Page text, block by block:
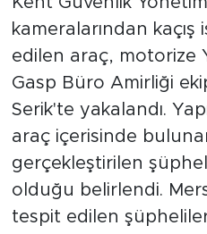
kameralarından
edilen araç, motorize
Gasp Büro Amirliği
Serik'te yakalandı.
araç içerisinde
gerçekleştirilen
olduğu belirlendi.
tespit edilen